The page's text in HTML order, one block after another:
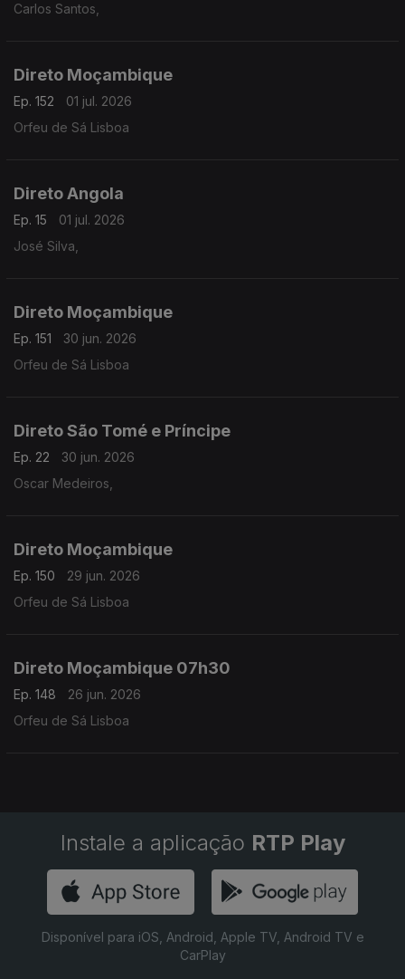
Carlos Santos,
Direto Moçambique
Ep. 152
01 jul. 2026
Orfeu de Sá Lisboa
Direto Angola
Ep. 15
01 jul. 2026
José Silva,
Direto Moçambique
Ep. 151
30 jun. 2026
Orfeu de Sá Lisboa
Direto São Tomé e Príncipe
Ep. 22
30 jun. 2026
Oscar Medeiros,
Direto Moçambique
Ep. 150
29 jun. 2026
Orfeu de Sá Lisboa
Direto Moçambique 07h30
Ep. 148
26 jun. 2026
Orfeu de Sá Lisboa
Instale a aplicação RTP Play
Disponível para iOS, Android, Apple TV, Android TV e
CarPlay